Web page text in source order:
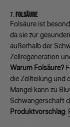
7. FOLSÄURE
Folsäure ist
da sie zur
außerhalb der
Zellregeneration
Warum Folsäure?
die Zellteilung und
Mangel kann zu
Schwangerschaft
Produktvorschlag: